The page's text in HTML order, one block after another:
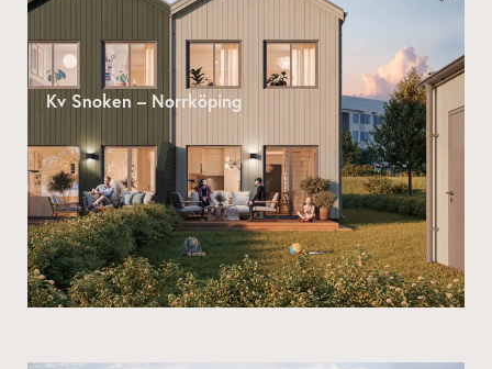
Kv Snoken – Norrköping